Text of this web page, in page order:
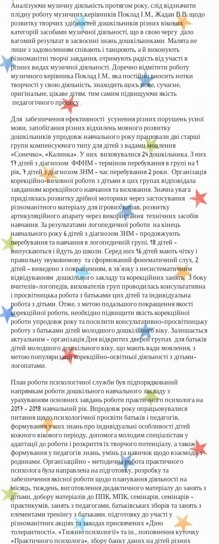
Аналізуючи музичну діяльність протягом року, слід відзначити
плідну роботу музичних керівників Поклад І.М., Жадан В.В. щодо
розвитку творчих здібностей дошкільників різних вікових
категорій засобами музичної діяльності, що в свою чергу дало
вагомий результат в засвоєнні знань дошкільниками. Малята не
лише з задоволенням співають і танцюють, а й виконують
різноманітні творчі завдання, отримують радість від участі в
різних видах музичної діяльності. Доречно відмітити роботу
музичного керівника Поклад І.М., яка постійно вносить нотки
творчості у свою діяльність, знаходить щось нове, сучасне,
оригінальне, цікаве дітям, тим самим підвищуючи якість
педагогічного процесу.
Для забезпечення ефективності усунення різних порушень усної
мови, запобігання різних відхилень мовного розвитку
дошкільників упродовж навчального року працювали дві старші
групи компенсуючого типу для дітей з вадами мовлення
«Сонечко», «Калинка». У них виховувалися 24 дошкільника. З них
17 дітей з діагнозом ФФНМ – терміном перебування в групі на 1
рік, 7 дітей з діагнозом ЗНМ – час перебування 2 роки. Організація
корекційно-виховної роботи з дітьми в цих групах відповідала
завданням корекційного навчання та виховання. Значна увага
приділялась розвитку дрібної моторики через застосування
різноманітного матеріалу для ігрових вправ, розвитку
артикуляційного апарату через використання технічних засобів
навчання. За результатами логопедичної роботи на кінець
навчального року 6 дітей з діагнозом ЗНМ – продовжують
перебування та навчання в логопедичній групі, 18 дітей –
випускаються і йдуть до школи. Серед них 16 дітей мають чітку і
правильну звуковимову та сформований фонематичний слух, 2
дітей – виведено з покращенням, в зв’язку з несистематичним
відвідуванням дошкільного закладу та корекційних занять. З боку
вчителів-логопедів, вихователів груп проводилась консультативна
і просвітницька робота з батьками цих дітей та індивідуальна
робота з дітьми. Отже, з метою подальшого покращення якості
корекційної роботи, необхідно підвищити якість корекційної
роботи упродовж року та посилити консультативно-просвітницьку
роботу з батьками дітей молодшого дошкільного віку. Залишається
актуальним – організація Дня відкритих дверей групах для батьків
дітей молодшого дошкільного віку, що мають вади мовлення, з
метою популяризації корекційно-освітньої діяльності з дітьми-
логопатами.
План роботи психологічної служби був підпорядкований
напрямкам роботи дошкільного навчального закладу з
урахуванням основних завдань роботи практичного психолога на
2017 – 2018 навчальний рік. Впродовж року опрацьовувалися
питання щодо психологічної просвіти батьків і педагогів,
формування у них знань про індивідуальні особливості дітей
кожного вікового періоду, допомога молодим спеціалістам у
адаптації до роботи і розкриття їх творчого потенціалу, а також
формування у педагогів знань, умінь та навичок щодо взаємодії з
родинами. Організаційно – методична робота практичного
психолога була направлена на підготовку, розробку та
забезпечення якісної роботи щодо планування діяльності на
місяць, тиждень, виготовлення дидактичного матеріалу до занять з
дітьми, добору матеріалів до ППК, МПК, семінарів, семінарів –
практикумів, занять з педагогами, батьківських зборів та занять з
елементами тренінгу з батьками, підготовку до участі у
різноманітних акціях та заходах присвячених «Дню
толерантності», «Тижню психології» та ін., поповнення куточку
«Практичного психолога», збору банку даних на дітей різних